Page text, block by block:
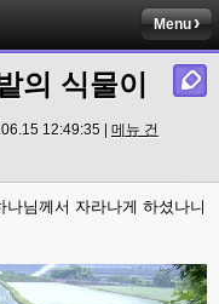
Menu
의 식물이
12:49:35 | 메뉴 건
님께서 자라나게 하셨나니